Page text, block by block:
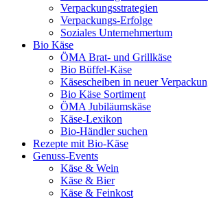
Verpackungsstrategien
Verpackungs-Erfolge
Soziales Unternehmertum
Bio Käse
ÖMA Brat- und Grillkäse
Bio Büffel-Käse
Käsescheiben in neuer
Bio Käse Sortiment
ÖMA Jubiläumskäse
Käse-Lexikon
Bio-Händler suchen
Rezepte mit Bio-Käse
Genuss-Events
Käse & Wein
Käse & Bier
Käse & Feinkost